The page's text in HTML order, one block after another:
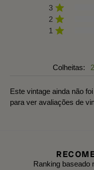
3
2
1
Colheitas:
Este vintage ainda não
para ver avaliações de
Ranking baseado